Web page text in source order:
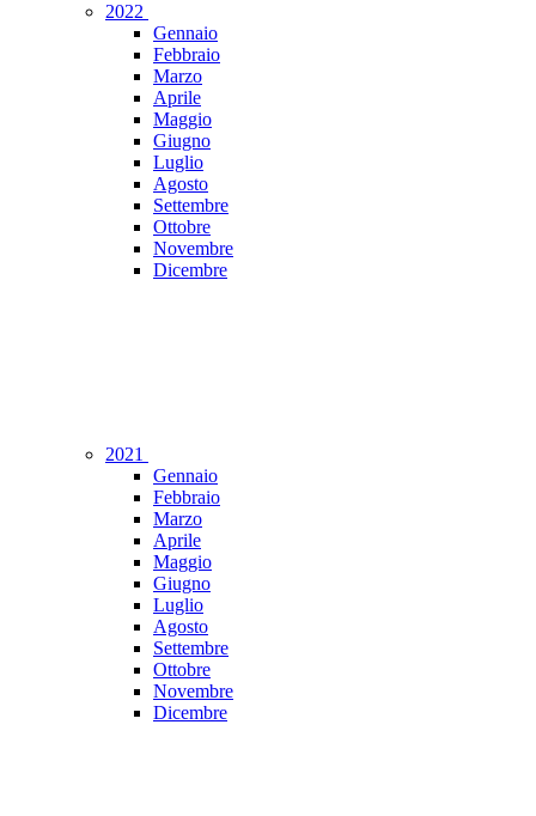
2022
Gennaio
Febbraio
Marzo
Aprile
Maggio
Giugno
Luglio
Agosto
Settembre
Ottobre
Novembre
Dicembre
2021
Gennaio
Febbraio
Marzo
Aprile
Maggio
Giugno
Luglio
Agosto
Settembre
Ottobre
Novembre
Dicembre